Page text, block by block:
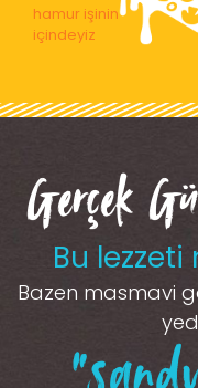
hamur işinin
içindeyiz
Gerçek
Bu lezzeti
Bazen masmavi